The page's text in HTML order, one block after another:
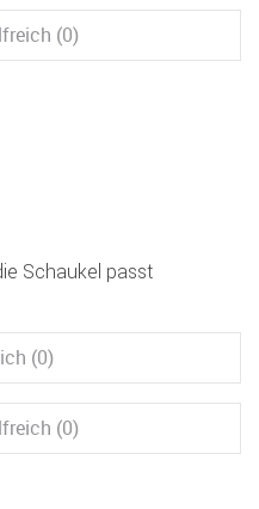
(0)
Schaukel passt
(0)
(0)